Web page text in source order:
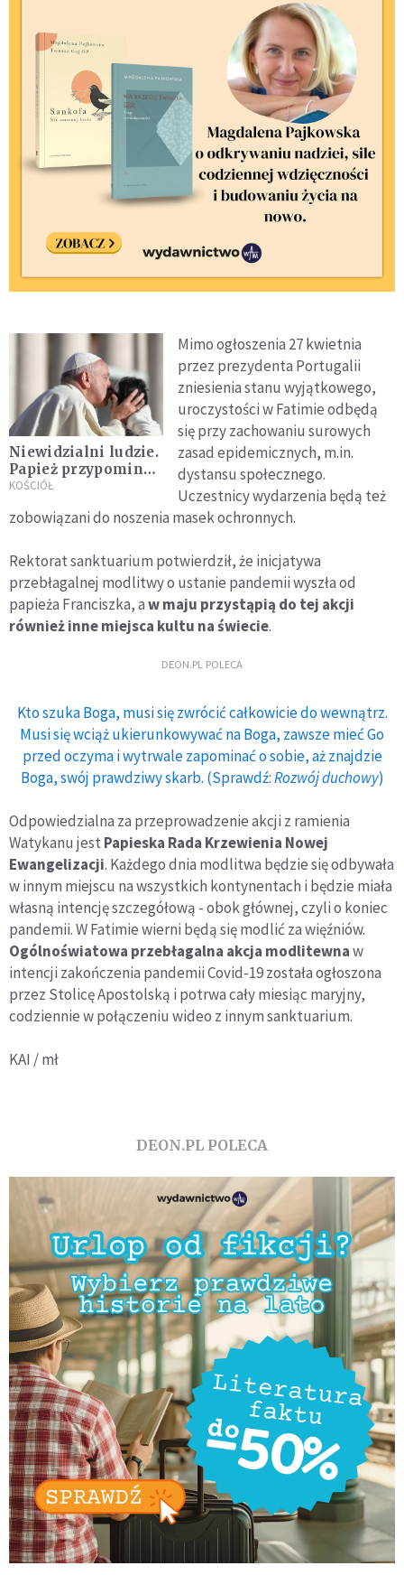
Niewidzialni ludzie.
Papież przypomina
o trosce wobec
pokrzywdzonych
KOŚCIÓŁ
Mimo ogłoszenia 27 kwietnia
przez prezydenta Portugalii
zniesienia stanu wyjątkowego,
uroczystości w Fatimie odbędą
się przy zachowaniu surowych
zasad epidemicznych, m.in.
dystansu społecznego.
Uczestnicy wydarzenia będą też
zobowiązani do noszenia masek ochronnych.
Rektorat sanktuarium potwierdził, że inicjatywa
przebłagalnej modlitwy o ustanie pandemii wyszła od
papieża Franciszka, aw maju przystąpią do tej akcji
również inne miejsca kultu na świecie.
DEON.PL POLECA
Kto szuka Boga, musi się zwrócić całkowicie do wewnątrz.
Musi się wciąż ukierunkowywać na Boga, zawsze mieć Go
przed oczyma i wytrwale zapominać o sobie, aż znajdzie
Boga, swój prawdziwy skarb. (Sprawdź:Rozwój duchowy)
Odpowiedzialna za przeprowadzenie akcji z ramienia
Watykanu jest Papieska Rada Krzewienia Nowej
Ewangelizacji. Każdego dnia modlitwa będzie się odbywała
w innym miejscu na wszystkich kontynentach i będzie miała
własną intencję szczegółową - obok głównej, czyli o koniec
pandemii. W Fatimie wierni będą się modlić za więźniów.
Ogólnoświatowa przebłagalna akcja modlitewnaw
intencji zakończenia pandemii Covid-19 została ogłoszona
przez Stolicę Apostolską i potrwa cały miesiąc maryjny,
codziennie w połączeniu wideo z innym sanktuarium.
KAI / mł
DEON.PL POLECA